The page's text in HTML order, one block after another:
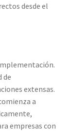
desde el
de
extensas.
a
empresas con